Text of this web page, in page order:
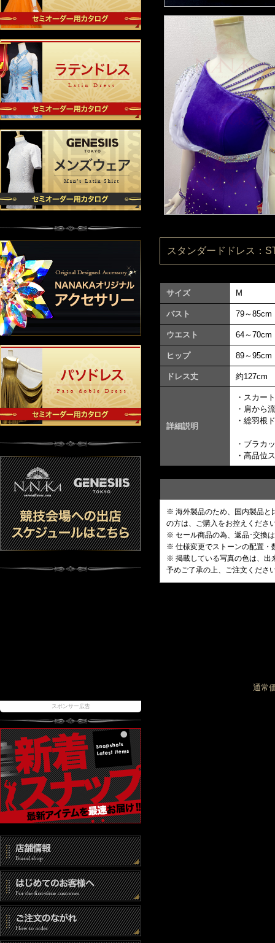
スポンサー広告
スタンダードドレス：
サイズ M
バスト 79～85cm
ウエスト 64～70cm
ヒップ 89～95cm
ドレス丈 約127cm
詳細説明
・スカー
・肩から
・総羽根
・ブラカ
・高品位
※ 海外製品のため、国内製品と
の方は、ご購入をお控えくださ
※ セール商品の為、返品･交換
※ 仕様変更でストーンの配置・
※ 掲載している写真の色は、出
予めご了承の上、ご注文くださ
通常